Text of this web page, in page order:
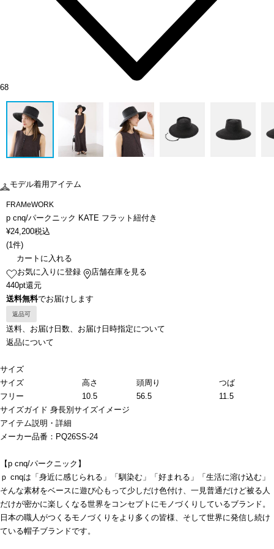
68
モデル着用アイテム
FRAMeWORK
p cnq/パークニック KATE フラット紐付き
¥24,200税込
(1件)
カートに入れる
お気に入りに登録
店舗在庫を見る
440pt還元
送料無料でお届けします
返品可
送料、お届け日数、お届け日時指定について
返品について
サイズ
サイズ
高さ 頭周り
つば
フリー
10.5 56.5
11.5
サイズガイド 身長別サイズイメージ
アイテム説明・詳細
メーカー品番：PQ26SS-24
【p cnq/パークニック】
ｐ cnqは「身近に感じられる」「馴染む」「好まれる」「生活に溶け込む」
そんな素材をベースに遊び心もって少しだけ色付け、一見普通だけど被る人
だけが密かに楽しくなる世界をコンセプトにモノづくりしているブランド。
日本の職人がつくるモノづくりをより多くの皆様、そして世界に発信し続け
ている帽子ブランドです。